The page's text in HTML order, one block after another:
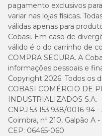
pagamento exclusivos
variar nas lojas físicas.
válidas apenas para
Cobasi. Em caso de
válido é o do carrinho de
COMPRA SEGURA. A
informações pessoais e
Copyright 2026. Todos os
COBASI COMÉRCIO DE
INDUSTRIALIZADOS S.A.
CNPJ 53.153.938/0016-94
Coimbra, nº 210, Galpão A
CEP: 06465-060